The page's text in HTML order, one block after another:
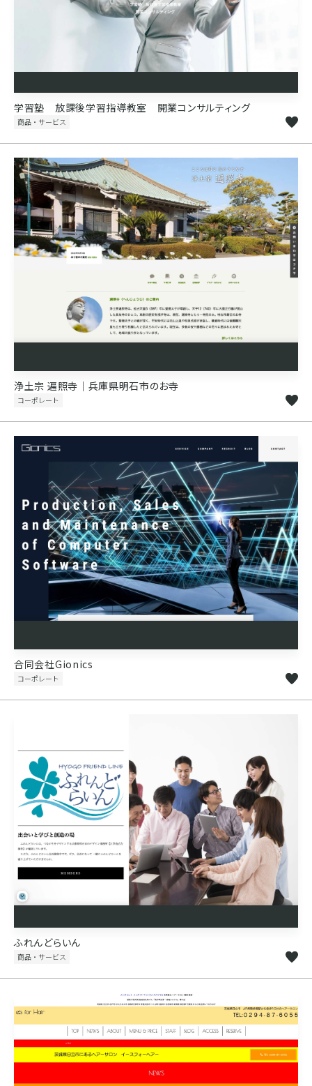
学習塾 放課後学習指導教室 開業コンサルティング
商品・サービス
浄土宗 遍照寺｜兵庫県明石市のお寺
コーポレート
合同会社Gionics
コーポレート
ふれんどらいん
商品・サービス